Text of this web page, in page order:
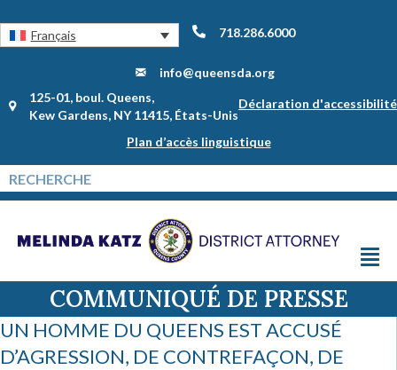
Français 718.286.6000
info@queensda.org
125-01, boul. Queens,
Kew Gardens, NY 11415, États-Unis
Déclaration d'accessibilité
Plan d’accès linguistique
COMMUNIQUÉ DE PRESSE
UN HOMME DU QUEENS EST ACCUSÉ
D’AGRESSION, DE CONTREFAÇON, DE